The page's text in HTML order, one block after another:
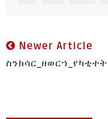
Newer Article